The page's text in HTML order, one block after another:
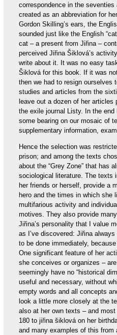
correspondence in the seventies
created as an abbreviation for
Gordon Skilling’s ears, the
sounded just like the English
cat – a present from Jiřina –
perceived Jiřina Šiklová’s
write about it. It was no easy
Šiklová for this book. If it was
then we had to resign ourselves
studies and articles from the
leave out a dozen of her articles
the exile journal Listy. In the
some bearing on our mosaic of
supplementary information,
Hence the selection was
prison; and among the texts
about the “Grey Zone” that has
sociological literature. The texts
her friends or herself, provide a
hero and the times in which she
multifarious activity and
motives. They also provide
Jiřina’s personality that I value
as I’ve discovered: Jiřina
to be done immediately,
One significant feature of her
she conceives or organizes –
seemingly have no “historical
useful and necessary, without
empty words and all concepts
look a little more closely at the
also at her own texts – and
180 to jiřina šiklová on her
and many examples of this from